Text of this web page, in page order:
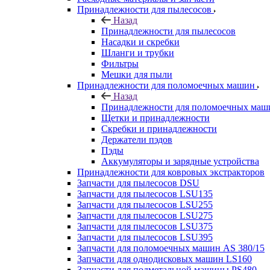
Принадлежности для пылесосов
Назад
Принадлежности для пылесосов
Насадки и скребки
Шланги и трубки
Фильтры
Мешки для пыли
Принадлежности для поломоечных машин
Назад
Принадлежности для поломоечных
Щетки и принадлежности
Скребки и принадлежности
Держатели пэдов
Пэды
Аккумуляторы и зарядные устройства
Принадлежности для ковровых экстракторов
Запчасти для пылесосов DSU
Запчасти для пылесосов LSU135
Запчасти для пылесосов LSU255
Запчасти для пылесосов LSU275
Запчасти для пылесосов LSU375
Запчасти для пылесосов LSU395
Запчасти для поломоечных машин AS 380/15
Запчасти для однодисковых машин LS160